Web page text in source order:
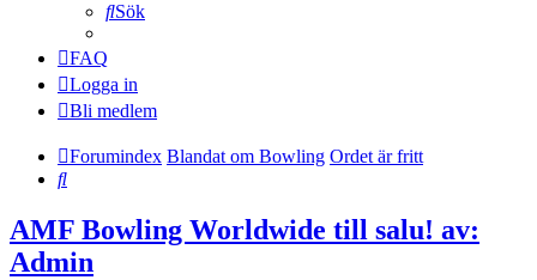
Sök
FAQ
Logga in
Bli medlem
Forumindex Blandat om Bowling Ordet är fritt
Sök
AMF Bowling Worldwide till salu! av:
Admin